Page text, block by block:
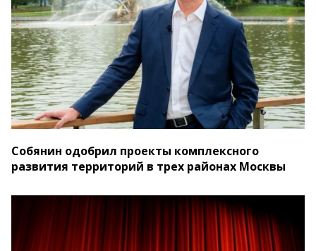
Собянин одобрил проекты комплексного
развития территорий в трех районах Москвы